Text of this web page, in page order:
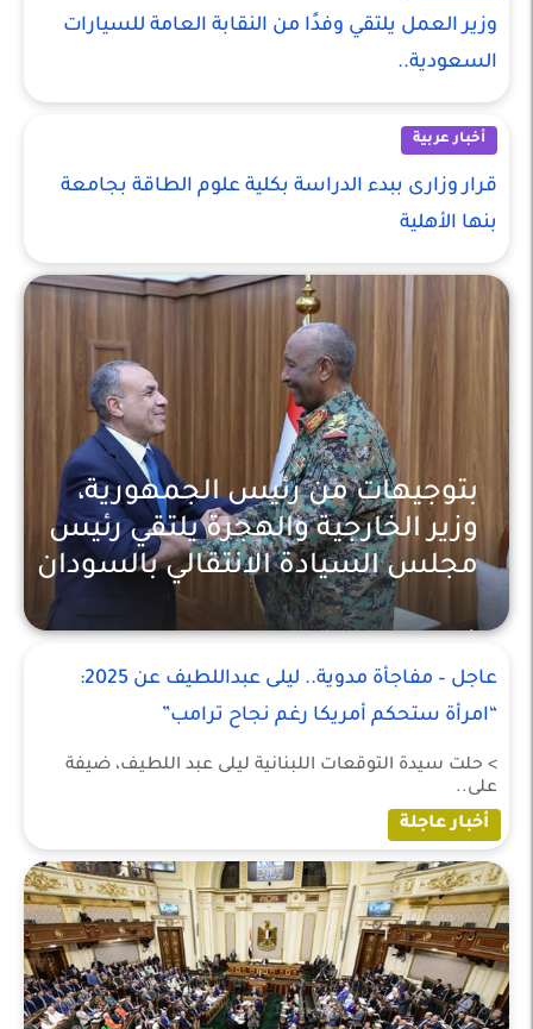
وزير العمل يلتقي وفدًا من النقابة العامة للسيارات
السعودية..
أخبار عربية
قرار وزارى ببدء الدراسة بكلية علوم الطاقة بجامعة
بنها الأهلية
أخبار عربية
بتوجيهات من رئيس الجمهورية،
وزير الخارجية والهجرة يلتقي رئيس
مجلس السيادة الانتقالي بالسودان
عاجل – مفاجأة مدوية.. ليلى عبداللطيف عن 2025:
“امرأة ستحكم أمريكا رغم نجاح ترامب”
> حلت سيدة التوقعات اللبنانية ليلى عبد اللطيف، ضيفة
على..
أخبار عاجلة